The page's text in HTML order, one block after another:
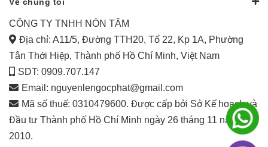
CÔNG TY TNHH NÓN TÂM
Địa chỉ: A11/5, Đường TTH20, Tổ 22, Kp 1A, Phường
Tân Thới Hiệp, Thành phố Hồ Chí Minh, Việt Nam
SDT: 0909.707.147
Email: nguyenlengocphat@gmail.com
Mã số thuế: 0310479600. Được cấp bởi Sở Kế hoạch và
Đầu tư Thành phố Hồ Chí Minh ngày 26 tháng 11 năm
2010.